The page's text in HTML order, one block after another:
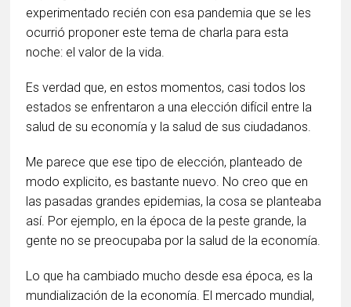
experimentado recién con esa pandemia que se les
ocurrió proponer este tema de charla para esta
noche: el valor de la vida.
Es verdad que, en estos momentos, casi todos los
estados se enfrentaron a una elección difícil entre la
salud de su economía y la salud de sus ciudadanos.
Me parece que ese tipo de elección, planteado de
modo explicito, es bastante nuevo. No creo que en
las pasadas grandes epidemias, la cosa se planteaba
así. Por ejemplo, en la época de la peste grande, la
gente no se preocupaba por la salud de la economía.
Lo que ha cambiado mucho desde esa época, es la
mundialización de la economía. El mercado mundial,